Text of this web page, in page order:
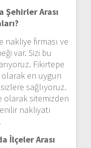
Şehirler Arası
nakliye firması ve
var. Sizi bu
Fikirtepe
en uygun
sağlıyoruz.
olarak sitemizden
nakliyatı
İlçeler Arası